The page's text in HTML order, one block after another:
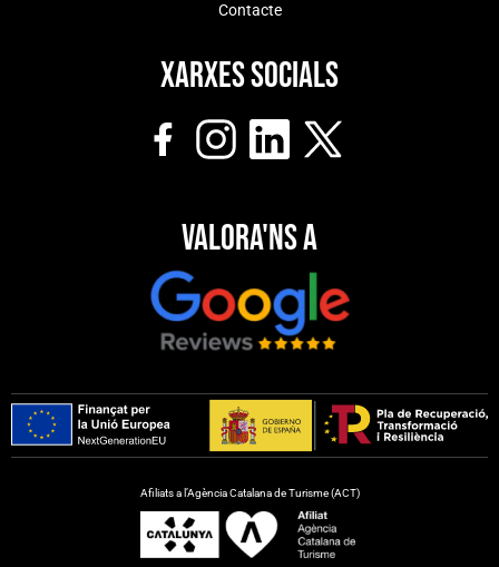
Contacte
Xarxes socials
Valora'ns a
Afiliats a l’Agència Catalana de Turisme (ACT)